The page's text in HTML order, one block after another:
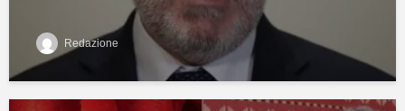
Redazione